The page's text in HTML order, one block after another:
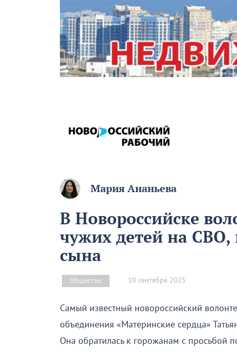
Мария Ананьева
В Новороссийске
чужих детей на
сына
Общество 10 сентября 2025
Самый известный новороссийский
объединения «Материнские сердца»
Она обратилась к горожанам с просьбой